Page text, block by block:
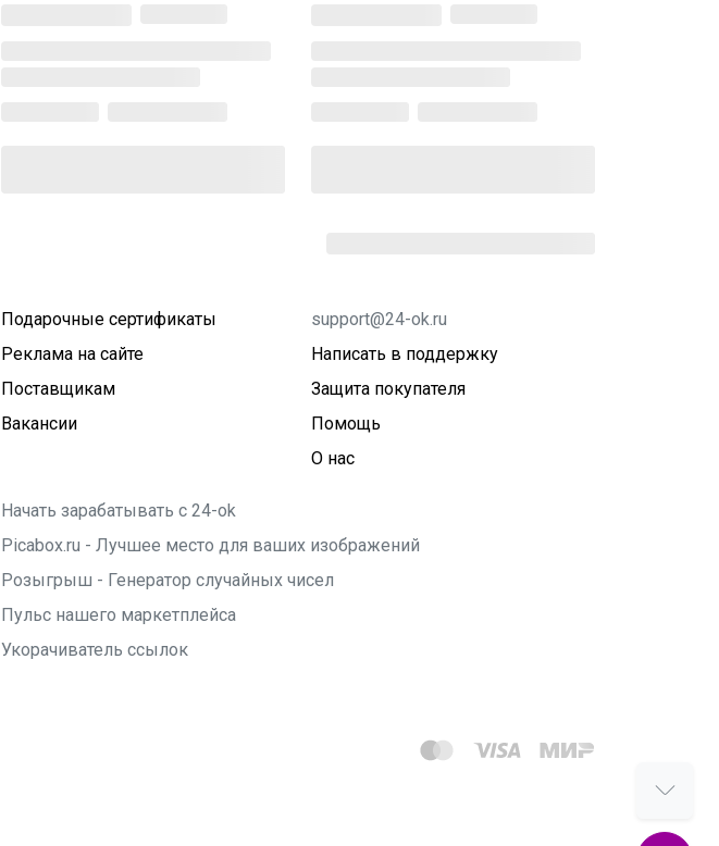
Подарочные сертификаты
Реклама на сайте
Поставщикам
Вакансии
support@24-ok.ru
Написать в поддержку
Защита покупателя
Помощь
О нас
Начать зарабатывать с 24-ok
Picabox.ru - Лучшее место для ваших изображений
Розыгрыш - Генератор случайных чисел
Пульс нашего маркетплейса
Укорачиватель ссылок